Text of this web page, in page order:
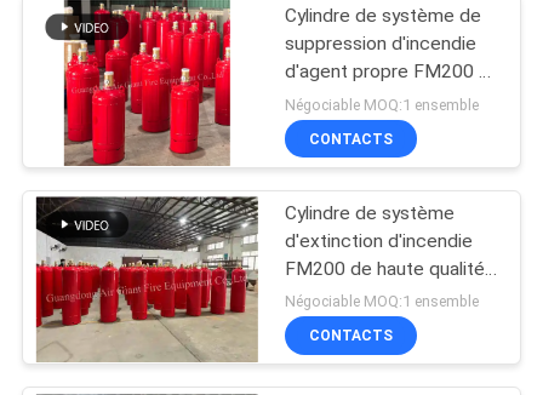
VISITE
D'USINE
CONTRÔLE
DE
QUALITÉ
TÉLÉCHARGER
Système de
suppression des
incendies de gaz
inerte
62
Système d'extinction
47
Cylindre de système de
suppression d'incendie
d'agent propre FM200 à
faible ODP
Négociable MOQ:1 ensemble
CONTACTS
Cylindre de système
d'extinction d'incendie
FM200 de haute qualité
sans résidu pour salle de
batteries
Négociable MOQ:1 ensemble
CONTACTS